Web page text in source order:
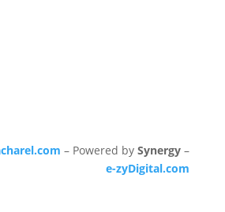
– Powered bySynergy –
e-zyDigital.com